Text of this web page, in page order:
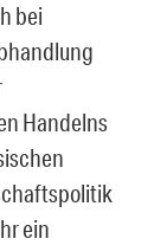
bei
Handelns
ein